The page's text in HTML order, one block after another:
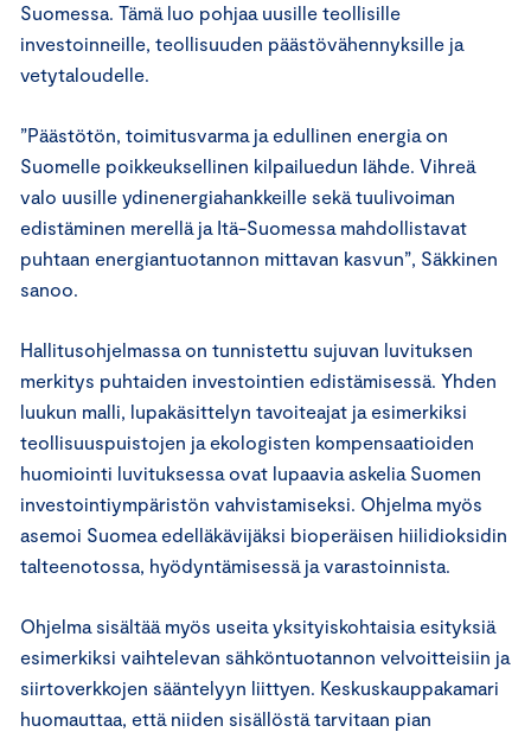
Suomessa. Tämä luo pohjaa uusille teollisille
investoinneille, teollisuuden päästövähennyksille ja
vetytaloudelle.
”Päästötön, toimitusvarma ja edullinen energia on
Suomelle poikkeuksellinen kilpailuedun lähde. Vihreä
valo uusille ydinenergiahankkeille sekä tuulivoiman
edistäminen merellä ja Itä-Suomessa mahdollistavat
puhtaan energiantuotannon mittavan kasvun”, Säkkinen
sanoo.
Hallitusohjelmassa on tunnistettu sujuvan luvituksen
merkitys puhtaiden investointien edistämisessä. Yhden
luukun malli, lupakäsittelyn tavoiteajat ja esimerkiksi
teollisuuspuistojen ja ekologisten kompensaatioiden
huomiointi luvituksessa ovat lupaavia askelia Suomen
investointiympäristön vahvistamiseksi. Ohjelma myös
asemoi Suomea edelläkävijäksi bioperäisen hiilidioksidin
talteenotossa, hyödyntämisessä ja varastoinnista.
Ohjelma sisältää myös useita yksityiskohtaisia esityksiä
esimerkiksi vaihtelevan sähköntuotannon velvoitteisiin ja
siirtoverkkojen sääntelyyn liittyen. Keskuskauppakamari
huomauttaa, että niiden sisällöstä tarvitaan pian